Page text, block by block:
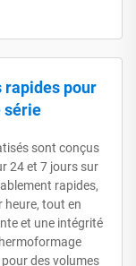
rapides pour
série
sont conçus
24 et 7 jours sur
rapides,
heure, tout en
et une intégrité
des volumes